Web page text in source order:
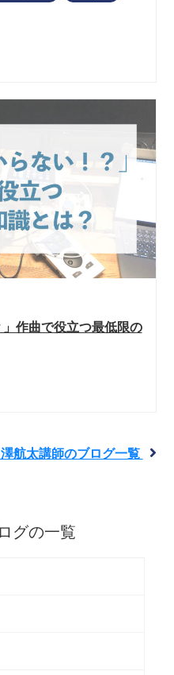
」作曲で役立つ最低限の
航太講師のブログ一覧
グの一覧